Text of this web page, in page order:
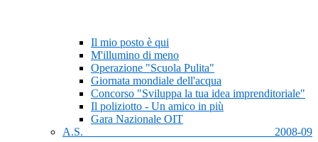
Il mio posto è qui
M'illumino di meno
Operazione "Scuola Pulita"
Giornata mondiale dell'acqua
Concorso "Sviluppa la tua idea imprenditoriale"
Il poliziotto - Un amico in più
Gara Nazionale OIT
A.S. 2008-09